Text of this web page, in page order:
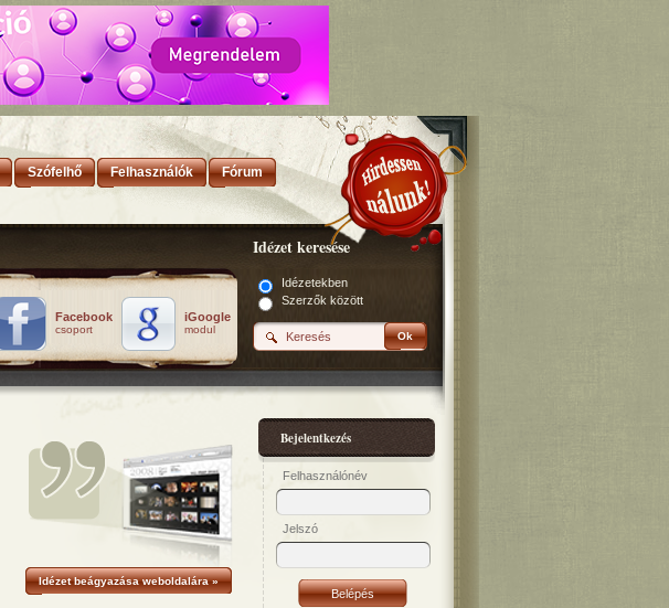
Szófelhő Felhasználók Fórum
Facebook
csoport
iGoogle
modul
Idézet keresése
Idézetekben
Szerzők között
Ok
Idézet beágyazása weboldalára »
Bejelentkezés
Felhasználónév
Jelszó